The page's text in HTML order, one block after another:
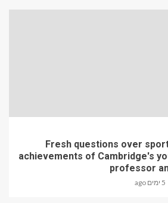
Fresh questions over
achievements of Cambridge's
professor
5 ימים ago